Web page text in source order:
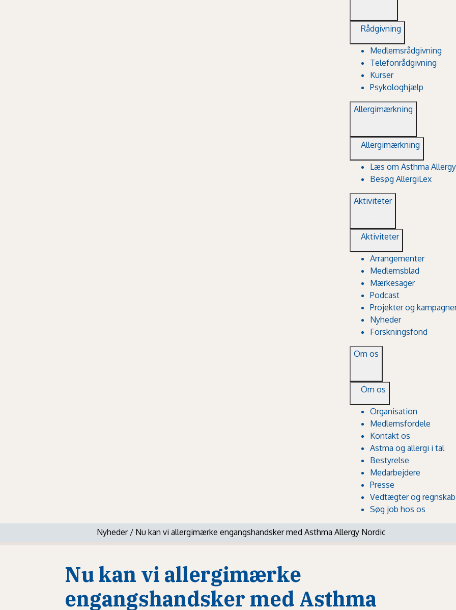
Rådgivning
Medlemsrådgivning
Telefonrådgivning
Kurser
Psykologhjælp
Allergimærkning
Allergimærkning
Læs om Asthma
Besøg AllergiLex
Aktiviteter
Aktiviteter
Arrangementer
Medlemsblad
Mærkesager
Podcast
Projekter og
Nyheder
Forskningsfond
Om os
Om os
Organisation
Medlemsfordele
Kontakt os
Astma og allergi i tal
Bestyrelse
Medarbejdere
Presse
Vedtægter og regnskab
Søg job hos os
Nyheder / Nu kan vi allergimærke engangshandsker med Asthma Allergy Nordic
Nu kan vi allergimærke
engangshandsker med Asthma